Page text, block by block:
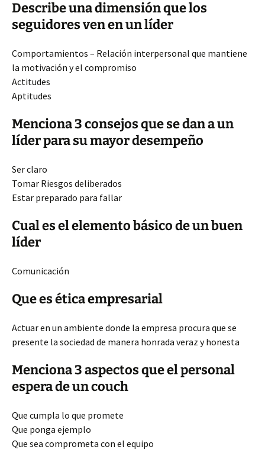
Describe una dimensión que los
seguidores ven en un líder
Comportamientos – Relación interpersonal que mantiene
la motivación y el compromiso
Actitudes
Aptitudes
Menciona 3 consejos que se dan a un
líder para su mayor desempeño
Ser claro
Tomar Riesgos deliberados
Estar preparado para fallar
Cual es el elemento básico de un buen
líder
Comunicación
Que es ética empresarial
Actuar en un ambiente donde la empresa procura que se
presente la sociedad de manera honrada veraz y honesta
Menciona 3 aspectos que el personal
espera de un couch
Que cumpla lo que promete
Que ponga ejemplo
Que sea comprometa con el equipo